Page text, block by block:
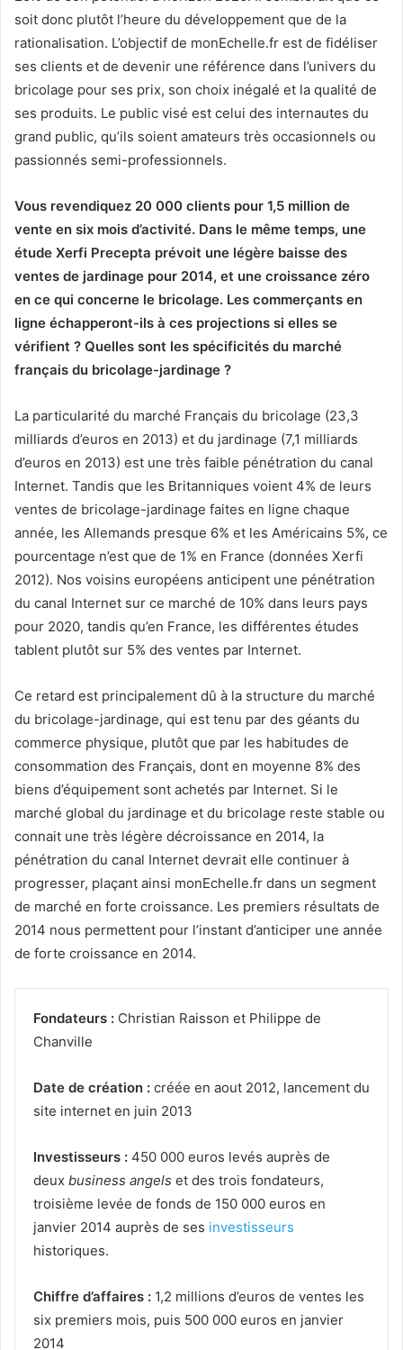
soit donc plutôt l’heure du développement que de la
rationalisation. L’objectif de monEchelle.fr est de fidéliser
ses clients et de devenir une référence dans l’univers du
bricolage pour ses prix, son choix inégalé et la qualité de
ses produits. Le public visé est celui des internautes du
grand public, qu’ils soient amateurs très occasionnels ou
passionnés semi-professionnels.
Vous revendiquez 20 000 clients pour 1,5 million de
vente en six mois d’activité. Dans le même temps, une
étude Xerfi Precepta prévoit une légère baisse des
ventes de jardinage pour 2014, et une croissance zéro
en ce qui concerne le bricolage. Les commerçants en
ligne échapperont-ils à ces projections si elles se
vérifient ? Quelles sont les spécificités du marché
français du bricolage-jardinage ?
La particularité du marché Français du bricolage (23,3
milliards d’euros en 2013) et du jardinage (7,1 milliards
d’euros en 2013) est une très faible pénétration du canal
Internet. Tandis que les Britanniques voient 4% de leurs
ventes de bricolage-jardinage faites en ligne chaque
année, les Allemands presque 6% et les Américains 5%, ce
pourcentage n’est que de 1% en France (données Xerfi
2012). Nos voisins européens anticipent une pénétration
du canal Internet sur ce marché de 10% dans leurs pays
pour 2020, tandis qu’en France, les différentes études
tablent plutôt sur 5% des ventes par Internet.
Ce retard est principalement dû à la structure du marché
du bricolage-jardinage, qui est tenu par des géants du
commerce physique, plutôt que par les habitudes de
consommation des Français, dont en moyenne 8% des
biens d’équipement sont achetés par Internet. Si le
marché global du jardinage et du bricolage reste stable ou
connait une très légère décroissance en 2014, la
pénétration du canal Internet devrait elle continuer à
progresser, plaçant ainsi monEchelle.fr dans un segment
de marché en forte croissance. Les premiers résultats de
2014 nous permettent pour l’instant d’anticiper une année
de forte croissance en 2014.
Fondateurs : Christian Raisson et Philippe de
Chanville
Date de création : créée en aout 2012, lancement du
site internet en juin 2013
Investisseurs : 450 000 euros levés auprès de
deux business angels et des trois fondateurs,
troisième levée de fonds de 150 000 euros en
janvier 2014 auprès de ses investisseurs
historiques.
Chiffre d’affaires : 1,2 millions d’euros de ventes les
six premiers mois, puis 500 000 euros en janvier
2014